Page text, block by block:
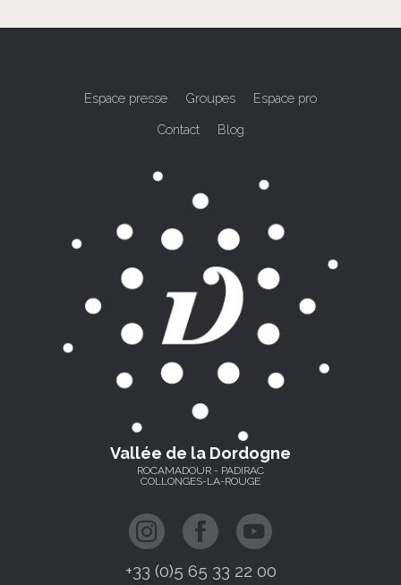
Espace presse Groupes Espace pro
Contact Blog
Vallée de la Dordogne
ROCAMADOUR - PADIRAC
COLLONGES-LA-ROUGE
+33 (0)5 65 33 22 00